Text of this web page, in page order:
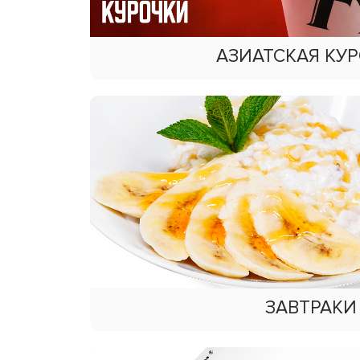
АЗИАТСКАЯ
ЗАВТРАКИ